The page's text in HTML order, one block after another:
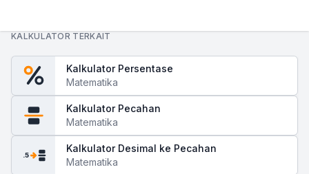
KALKULATOR TERKAIT
Kalkulator Persentase
Matematika
Kalkulator Pecahan
Matematika
.5
Kalkulator Desimal ke Pecahan
Matematika